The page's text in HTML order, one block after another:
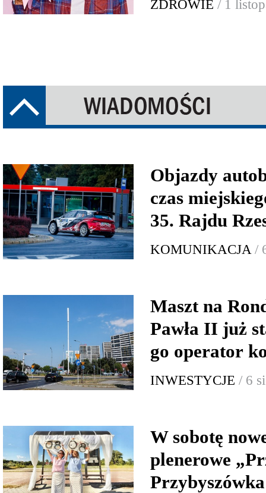
ZDROWIE / 1
Objazdy
czas
35. Rajdu
KOMUNIKACJA /
Maszt na
Pawła II już
go operator
INWESTYCJE / 6
W sobotę
plenerowe